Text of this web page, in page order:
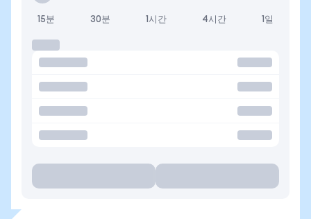
15분 30분 1시간 4시간 1일